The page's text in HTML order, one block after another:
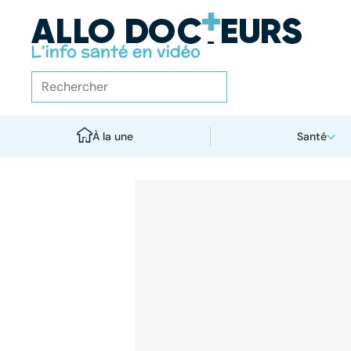
À la une Santé